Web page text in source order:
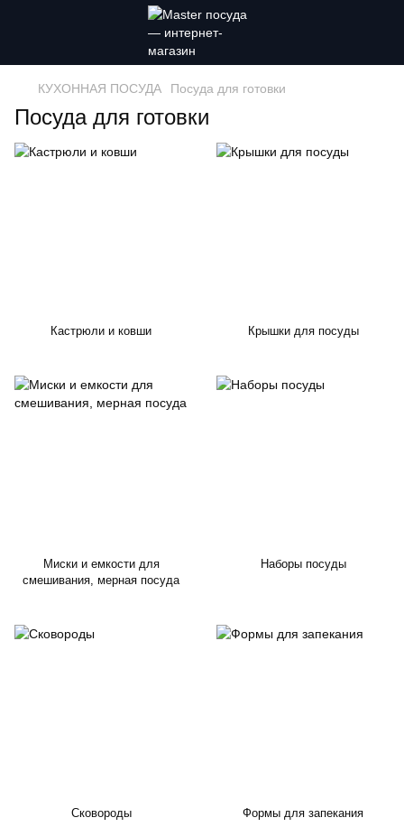
КУХОННАЯ ПОСУДА Посуда для готовки
Посуда для готовки
Кастрюли и ковши Крышки для посуды
Миски и емкости для
смешивания, мерная посуда
Наборы посуды
Сковороды Формы для запекания